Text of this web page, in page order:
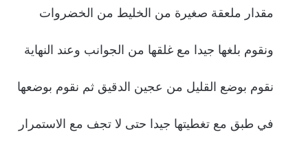
مقدار ملعقة صغيرة من الخليط من الخضروات
ونقوم بلغها جيدا مع غلقها من الجوانب وعند النهاية
نقوم بوضع القليل من عجين الدقيق ثم نقوم بوضعها
في طبق مع تغطيتها جيدا حتى لا تجف مع الاستمرار